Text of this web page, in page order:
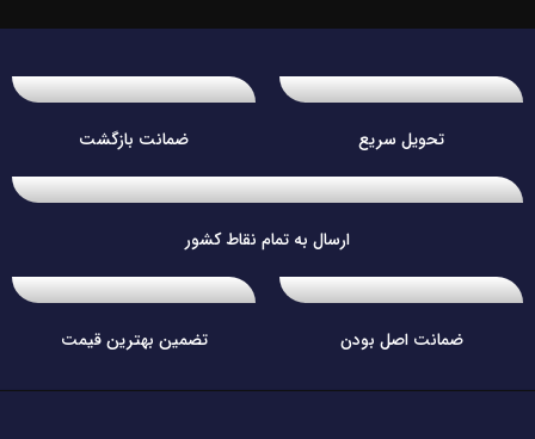
تحویل سریع ضمانت بازگشت
ارسال به تمام نقاط کشور
ضمانت اصل بودن تضمین بهترین قیمت